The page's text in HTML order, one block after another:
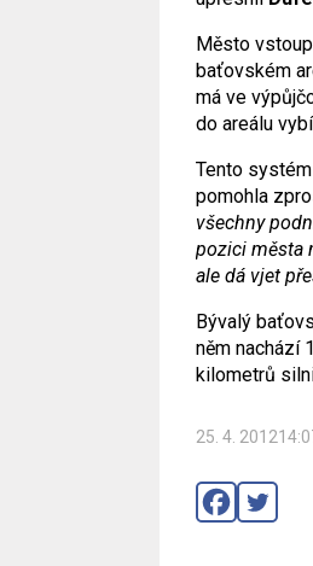
Město
baťovském
má ve
do areálu
Tento
pomohla
všechny
pozici města
ale dá vjet
Bývalý
něm nachází
kilometrů
25. 4.